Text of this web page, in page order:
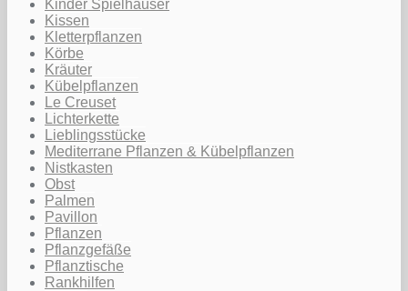
Kinder Spielhäuser
Kissen
Kletterpflanzen
Körbe
Kräuter
Kübelpflanzen
Le Creuset
Lichterkette
Lieblingsstücke
Mediterrane Pflanzen & Kübelpflanzen
Nistkasten
Obst
Palmen
Pavillon
Pflanzen
Pflanzgefäße
Pflanztische
Rankhilfen